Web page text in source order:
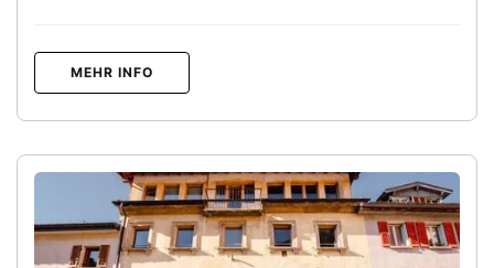
MEHR INFO